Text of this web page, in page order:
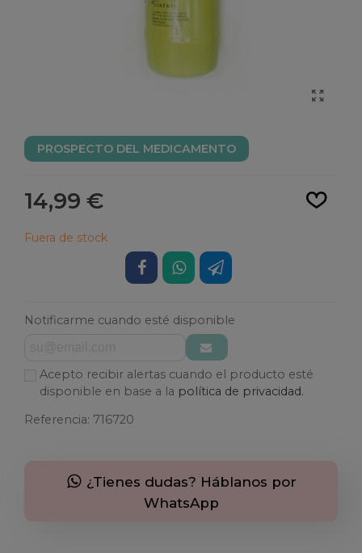
PROSPECTO DEL MEDICAMENTO
14,99 €
Fuera de stock
Notificarme cuando esté disponible
Acepto recibir alertas cuando el producto esté
disponible en base a la política de privacidad.
Referencia: 716720
¿Tienes dudas? Háblanos por
WhatsApp